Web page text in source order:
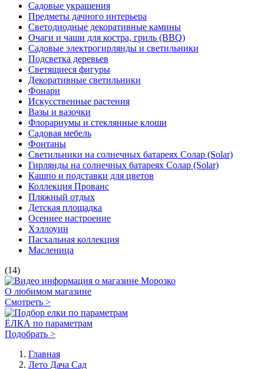
Садовые украшения
Предметы дачного интерьера
Светодиодные декоративные камины
Очаги и чаши для костра, гриль (BBQ)
Садовые электрогирлянды и светильники
Подсветка деревьев
Светящиеся фигуры
Декоративные светильники
Фонари
Искусственные растения
Вазы и вазочки
Флорариумы и стеклянные клоши
Садовая мебель
Фонтаны
Светильники на солнечных батареях Солар (Solar)
Гирлянды на солнечных батареях Солар (Solar)
Кашпо и подставки для цветов
Коллекция Прованс
Пляжный отдых
Детская площадка
Осеннее настроение
Хэллоуин
Пасхальная коллекция
Масленица
(14)
О любимом магазине
Смотреть >
ЁЛКА по параметрам
Подобрать >
Главная
Лето Дача Сад